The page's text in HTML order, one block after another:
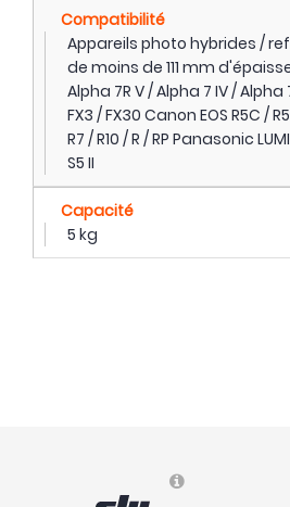
Compatibilité
Appareils photo hybrides /
de moins de 111 mm
Alpha 7R V / Alpha 7 IV / Alpha
FX3 / FX30 Canon EOS R5C /
R7 / R10 / R / RP Panasonic
S5 II
Capacité
5 kg